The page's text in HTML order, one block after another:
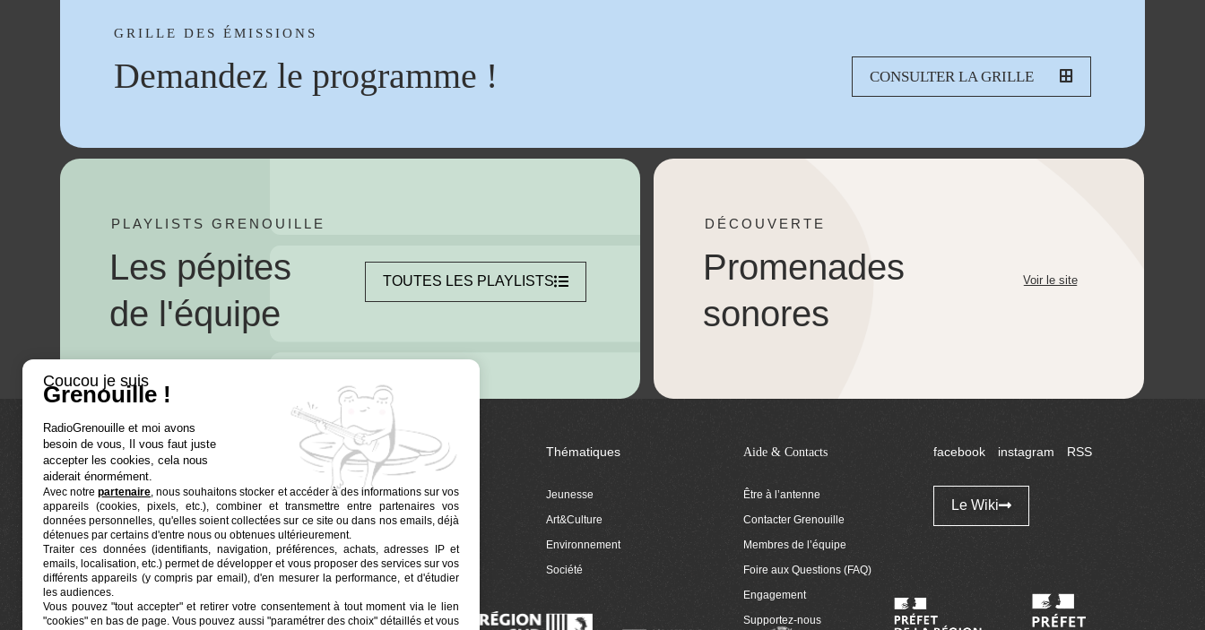
GRILLE DES ÉMISSIONS
Demandez le programme ! CONSULTER LA GRILLE
PLAYLISTS GRENOUILLE
Les pépites
de l'équipe
TOUTES LES PLAYLISTS
DÉCOUVERTE
Promenades
sonores
Voir le site
Euphonia est le partenaire producteur de Radio
Grenouille, radio associative marseillaise.
Locaux situés à la Friche Belle de Mai
41, rue Jobin — 13003 Marseille
La radio
Ré-écouter
Actualités
Programmation
Grenouille Euphonia
Thématiques
Jeunesse
Art&Culture
Environnement
Société
Aide & Contacts
Être à l’antenne
Contacter Grenouille
Membres de l’équipe
Foire aux Questions (FAQ)
Engagement
Supportez-nous
facebook instagram RSS
Le Wiki
Coucou je suis
Grenouille !
RadioGrenouille et moi avons
besoin de vous, Il vous faut juste
accepter les cookies, cela nous
aiderait énormément.
Avec notrepartenaire, nous souhaitons stocker et accéder à des informations sur vos
appareils (cookies, pixels, etc.), combiner et transmettre entre partenaires vos
données personnelles, qu'elles soient collectées sur ce site ou dans nos emails, déjà
détenues par certains d'entre nous ou obtenues ultérieurement.
Traiter ces données (identifiants, navigation, préférences, achats, adresses IP et
emails, localisation, etc.) permet de développer et vous proposer des services sur vos
différents appareils (y compris par email), d'en mesurer la performance, et d'étudier
les audiences.
Vous pouvez "tout accepter" et retirer votre consentement à tout moment via le lien
"cookies" en bas de page. Vous pouvez aussi "paramétrer des choix" détaillés et vous